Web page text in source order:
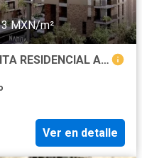
MXN/m²
DEPARTAMENTOS EN PREVENTA RESIDENCIAL ANAHUAC SAN NICOLAS DE LOS GARZA, N.L.
Ver en detalle